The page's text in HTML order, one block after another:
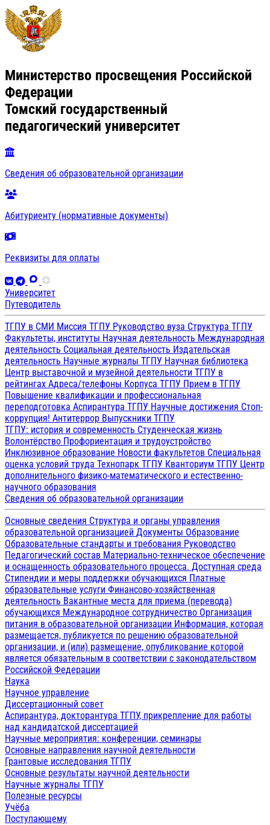
Министерство просвещения Российской
Федерации
Томский государственный
педагогический университет
Сведения об образовательной организации
Абитуриенту (нормативные документы)
Реквизиты для оплаты
Университет
Путеводитель
ТГПУ в СМИ Миссия ТГПУ Руководство вуза Структура ТГПУ
Факультеты, институты Научная деятельность Международная
деятельность Социальная деятельность Издательская
деятельность Научные журналы ТГПУ Научная библиотека
Центр выставочной и музейной деятельности ТГПУ в
рейтингах Адреса/телефоны Корпуса ТГПУ Прием в ТГПУ
Повышение квалификации и профессиональная
переподготовка Аспирантура ТГПУ Научные достижения Стоп-
коррупция! Антитеррор Выпускники ТГПУ
ТГПУ: история и современность Студенческая жизнь
Волонтёрство Профориентация и трудоустройство
Инклюзивное образование Новости факультетов Специальная
оценка условий труда Технопарк ТГПУ Кванториум ТГПУ Центр
дополнительного физико-математического и естественно-
научного образования
Сведения об образовательной организации
Основные сведения Структура и органы управления
образовательной организацией Документы Образование
Образовательные стандарты и требования Руководство
Педагогический состав Материально-техническое обеспечение
и оснащенность образовательного процесса. Доступная среда
Стипендии и меры поддержки обучающихся Платные
образовательные услуги Финансово-хозяйственная
деятельность Вакантные места для приема (перевода)
обучающихся Международное сотрудничество Организация
питания в образовательной организации Информация, которая
размещается, публикуется по решению образовательной
организации, и (или) размещение, опубликование которой
является обязательным в соответствии с законодательством
Российской Федерации
Наука
Научное управление
Диссертационный совет
Аспирантура, докторантура ТГПУ, прикрепление для работы
над кандидатской диссертацией
Научные мероприятия: конференции, семинары
Основные направления научной деятельности
Грантовые исследования ТГПУ
Основные результаты научной деятельности
Научные журналы ТГПУ
Полезные ресурсы
Учёба
Поступающему